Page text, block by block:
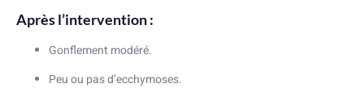
Après l’intervention :
Gonflement modéré.
Peu ou pas d’ecchymoses.